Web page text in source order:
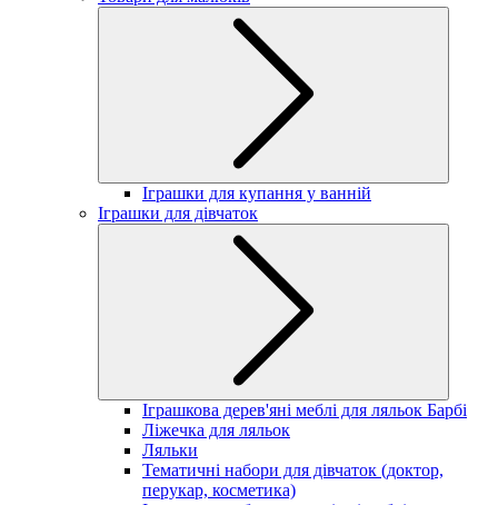
Іграшки для купання у ванній
Іграшки для дівчаток
Іграшкова дерев'яні меблі для ляльок Барбі
Ліжечка для ляльок
Ляльки
Тематичні набори для дівчаток (доктор,
перукар, косметика)